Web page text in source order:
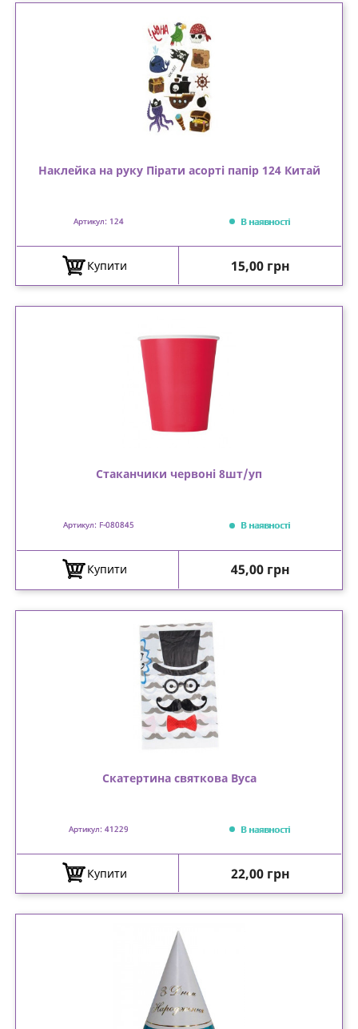
Наклейка на руку Пірати асорті папір 124 Китай
Артикул: 124 В наявності
Купити Ціна
15,00 грн
Стаканчики червоні 8шт/уп
Артикул: F-080845 В наявності
Купити Ціна
45,00 грн
Скатертина святкова Вуса
Артикул: 41229 В наявності
Купити Ціна
22,00 грн